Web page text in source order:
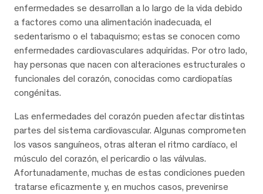
enfermedades se desarrollan a lo largo de la vida debido
a factores como una alimentación inadecuada, el
sedentarismo o el tabaquismo; estas se conocen como
enfermedades cardiovasculares adquiridas. Por otro lado,
hay personas que nacen con alteraciones estructurales o
funcionales del corazón, conocidas como cardiopatías
congénitas.
Las enfermedades del corazón pueden afectar distintas
partes del sistema cardiovascular. Algunas comprometen
los vasos sanguíneos, otras alteran el ritmo cardíaco, el
músculo del corazón, el pericardio o las válvulas.
Afortunadamente, muchas de estas condiciones pueden
tratarse eficazmente y, en muchos casos, prevenirse